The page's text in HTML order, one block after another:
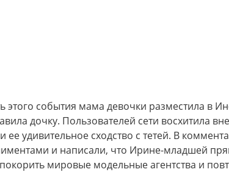
этого события мама девочки разместила в
дочку. Пользователей сети восхитила
ее удивительное сходство с тетей. В
и написали, что Ирине-младшей
мировые модельные агентства и